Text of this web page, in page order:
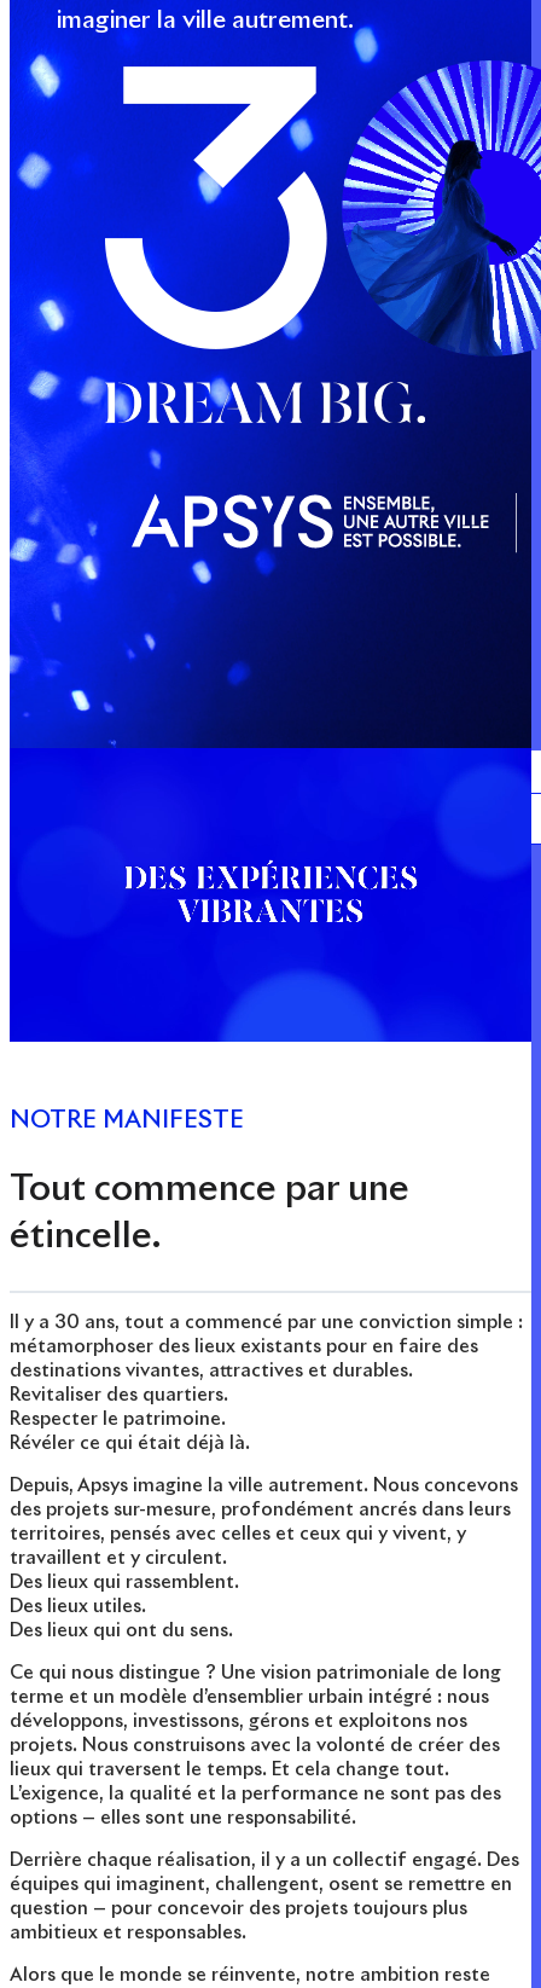
imaginer la ville autrement.
NOTRE MANIFESTE
Tout commence par une
étincelle.
Il y a 30 ans, tout a commencé par une conviction simple :
métamorphoser des lieux existants pour en faire des
destinations vivantes, attractives et durables.
Revitaliser des quartiers.
Respecter le patrimoine.
Révéler ce qui était déjà là.
Depuis, Apsys imagine la ville autrement. Nous concevons
des projets sur-mesure, profondément ancrés dans leurs
territoires, pensés avec celles et ceux qui y vivent, y
travaillent et y circulent.
Des lieux qui rassemblent.
Des lieux utiles.
Des lieux qui ont du sens.
Ce qui nous distingue ? Une vision patrimoniale de long
terme et un modèle d’ensemblier urbain intégré : nous
développons, investissons, gérons et exploitons nos
projets. Nous construisons avec la volonté de créer des
lieux qui traversent le temps. Et cela change tout.
L’exigence, la qualité et la performance ne sont pas des
options — elles sont une responsabilité.
Derrière chaque réalisation, il y a un collectif engagé. Des
équipes qui imaginent, challengent, osent se remettre en
question — pour concevoir des projets toujours plus
ambitieux et responsables.
Alors que le monde se réinvente, notre ambition reste